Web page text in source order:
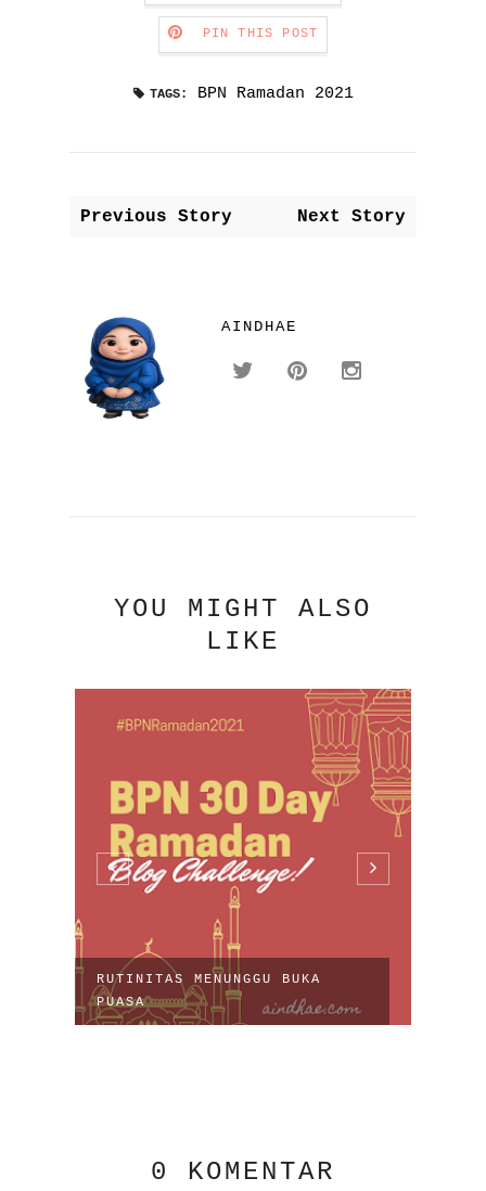
PIN THIS POST
TAGS: BPN Ramadan 2021
Previous Story Next Story
AINDHAE
YOU MIGHT ALSO
LIKE
RUTINITAS MENUNGGU BUKA
PUASA
0 KOMENTAR